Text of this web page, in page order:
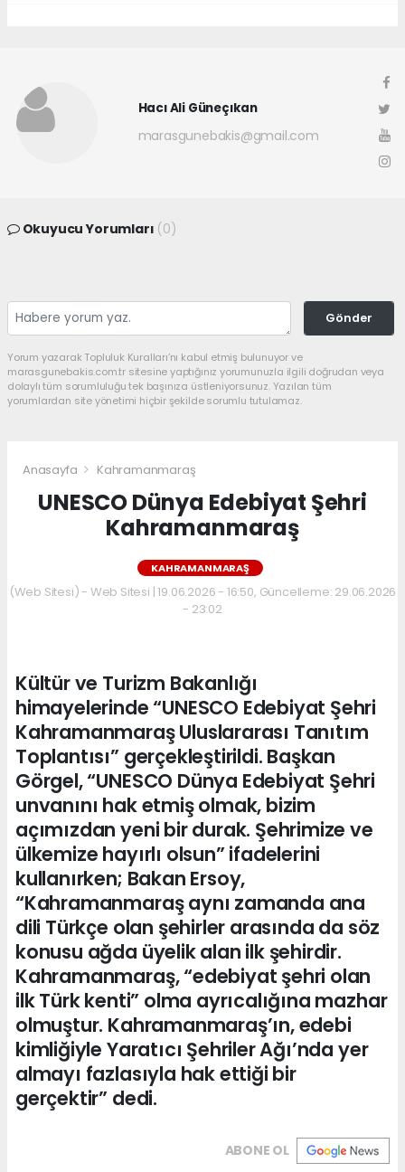
Hacı Ali Güneçıkan
marasgunebakis@gmail.com
Okuyucu Yorumları (0)
Gönder
Yorum yazarak Topluluk Kuralları’nı kabul etmiş bulunuyor ve
marasgunebakis.com.tr sitesine yaptığınız yorumunuzla ilgili doğrudan veya
dolaylı tüm sorumluluğu tek başınıza üstleniyorsunuz. Yazılan tüm
yorumlardan site yönetimi hiçbir şekilde sorumlu tutulamaz.
Anasayfa Kahramanmaraş
UNESCO Dünya Edebiyat Şehri
Kahramanmaraş
KAHRAMANMARAŞ
(Web Sitesi) - Web Sitesi | 19.06.2026 - 16:50, Güncelleme: 29.06.2026
- 23:02
Kültür ve Turizm Bakanlığı
himayelerinde “UNESCO Edebiyat Şehri
Kahramanmaraş Uluslararası Tanıtım
Toplantısı” gerçekleştirildi. Başkan
Görgel, “UNESCO Dünya Edebiyat Şehri
unvanını hak etmiş olmak, bizim
açımızdan yeni bir durak. Şehrimize ve
ülkemize hayırlı olsun” ifadelerini
kullanırken; Bakan Ersoy,
“Kahramanmaraş aynı zamanda ana
dili Türkçe olan şehirler arasında da söz
konusu ağda üyelik alan ilk şehirdir.
Kahramanmaraş, “edebiyat şehri olan
ilk Türk kenti” olma ayrıcalığına mazhar
olmuştur. Kahramanmaraş’ın, edebi
kimliğiyle Yaratıcı Şehriler Ağı’nda yer
almayı fazlasıyla hak ettiği bir
gerçektir” dedi.
ABONE OL